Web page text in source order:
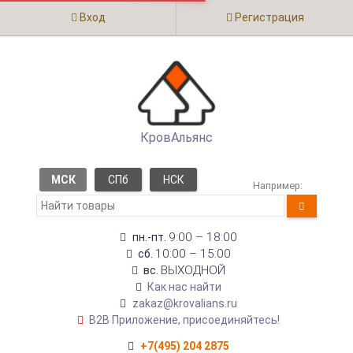
Вход Регистрация
КровАльянс
МСК СПб НСК Например:
пн.-пт. 9:00 – 18:00
сб. 10:00 – 15:00
вс. ВЫХОДНОЙ
Как нас найти
zakaz@krovalians.ru
B2B Приложение, присоединяйтесь!
+7(495) 204 2875